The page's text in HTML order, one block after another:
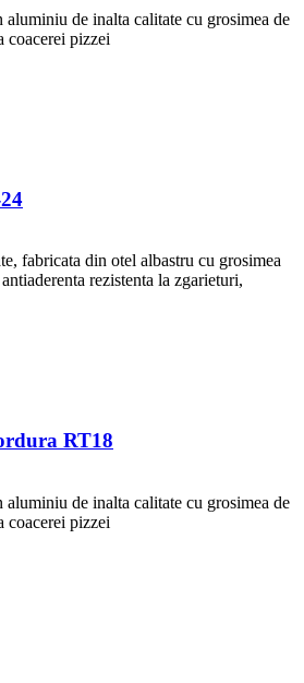
aluminiu de inalta calitate cu grosimea de
coacerei pizzei
fabricata din otel albastru cu grosimea
rezistenta la zgarieturi,
RT18
aluminiu de inalta calitate cu grosimea de
coacerei pizzei